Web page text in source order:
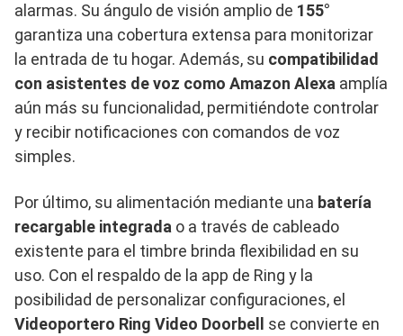
alarmas. Su ángulo de visión amplio de 155°
garantiza una cobertura extensa para monitorizar
la entrada de tu hogar. Además, su compatibilidad
con asistentes de voz como Amazon Alexa amplía
aún más su funcionalidad, permitiéndote controlar
y recibir notificaciones con comandos de voz
simples.
Por último, su alimentación mediante una batería
recargable integrada o a través de cableado
existente para el timbre brinda flexibilidad en su
uso. Con el respaldo de la app de Ring y la
posibilidad de personalizar configuraciones, el
Videoportero Ring Video Doorbell
se convierte en